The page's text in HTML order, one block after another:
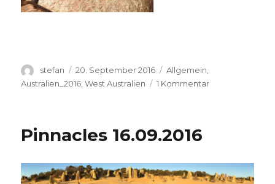
Autor
stefan
Veröffentlicht
am
20. September 2016 Kategorien
Allgemein,
Australien_2016 ,West Australien 1 Kommentarzu
Pinnacles 16.09.2016